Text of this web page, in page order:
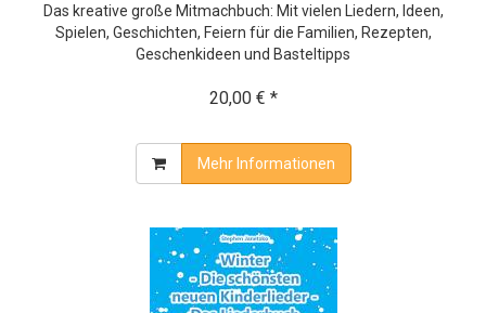
Das kreative große Mitmachbuch: Mit vielen Liedern, Ideen,
Spielen, Geschichten, Feiern für die Familien, Rezepten,
Geschenkideen und Basteltipps
20,00 € *
Mehr Informationen